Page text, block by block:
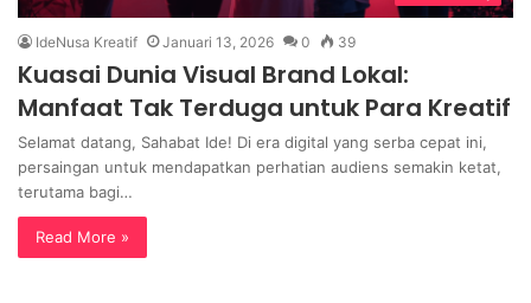
IdeNusa Kreatif Januari 13, 2026 0 39
Kuasai Dunia Visual Brand Lokal:
Manfaat Tak Terduga untuk Para Kreatif
Selamat datang, Sahabat Ide! Di era digital yang serba cepat ini,
persaingan untuk mendapatkan perhatian audiens semakin ketat,
terutama bagi…
Read More »